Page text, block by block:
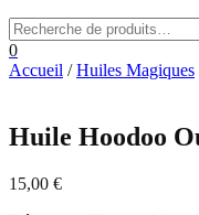
0
Accueil /Huiles Magiques
Huile Hoodoo
15,00 €